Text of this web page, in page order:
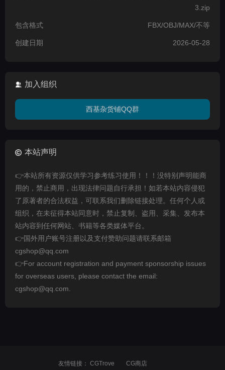
3.zip
包含格式 FBX/OBJ/MAX/不等
创建日期 2026-05-28
加入组织
西基杂货铺QQ群
本站声明
👉本站所有资源仅供学习参考练习使用！！！没特别声明能商
用的，禁止商用，出现法律问题自行承担！如若本站内容侵犯
了原著者的合法权益，可联系我们删除链接处理。任何个人或
组织，在未征得本站同意时，禁止复制、盗用、采集、发布本
站内容到任何网站、书籍等各类媒体平台。
👉国外用户账号注册以及支付赞助问题请联系邮箱
cgshop@qq.com
👉For account registration and payment sponsorship issues
for overseas users, please contact the email:
cgshop@qq.com.
友情链接： CGTrove CG商店